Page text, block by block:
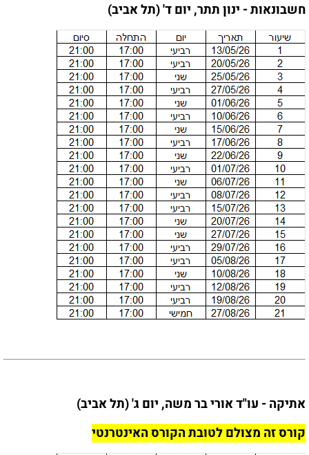
חשבונאות - ינון תתר, יום ד' (תל אביב)
אתיקה - עו"ד אורי בר משה, יום ג' (תל אביב)
קורס זה מצולם לטובת הקורס האינטרנטי